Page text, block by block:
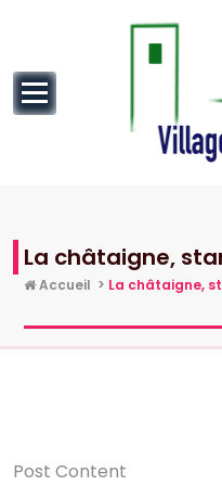
La châtaigne,
Accueil > La châtaigne,
Post Content